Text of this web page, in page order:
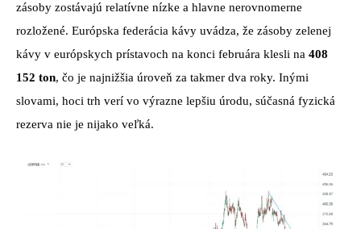
zásoby zostávajú relatívne nízke a hlavne nerovnomerne
rozložené. Európska federácia kávy uvádza, že zásoby zelenej
kávy v európskych prístavoch na konci februára klesli na 408
152 ton, čo je najnižšia úroveň za takmer dva roky. Inými
slovami, hoci trh verí vo výrazne lepšiu úrodu, súčasná fyzická
rezerva nie je nijako veľká.